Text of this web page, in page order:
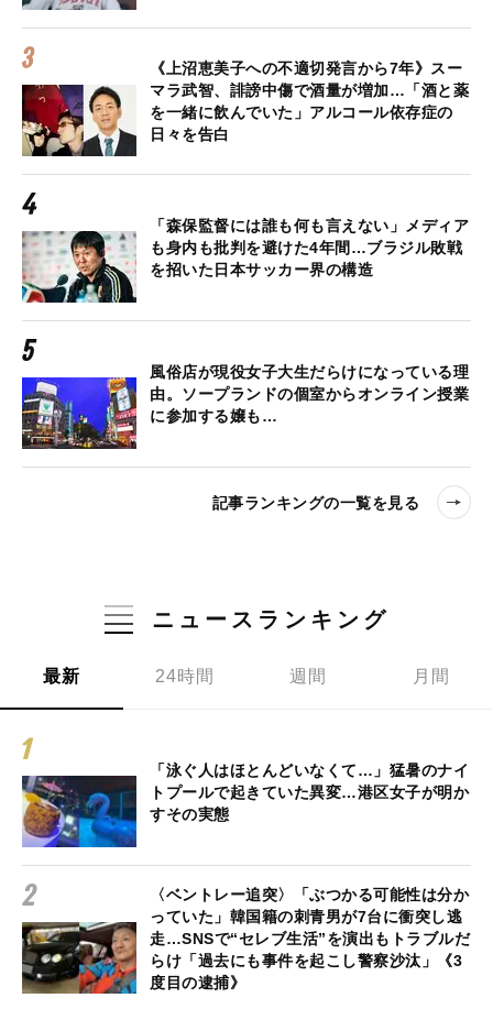
《上沼恵美子への不適切発言から7年》スー
マラ武智、誹謗中傷で酒量が増加…「酒と薬
を一緒に飲んでいた」アルコール依存症の
日々を告白
「森保監督には誰も何も言えない」メディア
も身内も批判を避けた4年間…ブラジル敗戦
を招いた日本サッカー界の構造
風俗店が現役女子大生だらけになっている理
由。ソープランドの個室からオンライン授業
に参加する嬢も…
記事ランキングの一覧を見る
ニュースランキング
最新 24時間 週間 月間
「泳ぐ人はほとんどいなくて…」猛暑のナイ
トプールで起きていた異変…港区女子が明か
すその実態
〈ベントレー追突〉「ぶつかる可能性は分か
っていた」韓国籍の刺青男が7台に衝突し逃
走…SNSで“セレブ生活”を演出もトラブルだ
らけ「過去にも事件を起こし警察沙汰」《3
度目の逮捕》